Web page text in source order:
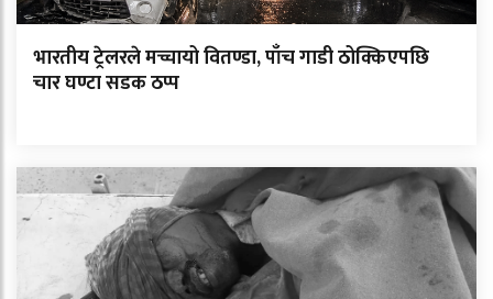
भारतीय ट्रेलरले मच्चायो वितण्डा, पाँच गाडी ठोक्किएपछि
चार घण्टा सडक ठप्प